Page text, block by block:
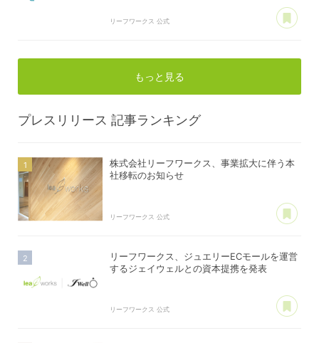
リーフワークス 公式
もっと見る
プレスリリース 記事ランキング
株式会社リーフワークス、事業拡大に伴う本
社移転のお知らせ
リーフワークス 公式
リーフワークス、ジュエリーECモールを運営
するジェイウェルとの資本提携を発表
リーフワークス 公式